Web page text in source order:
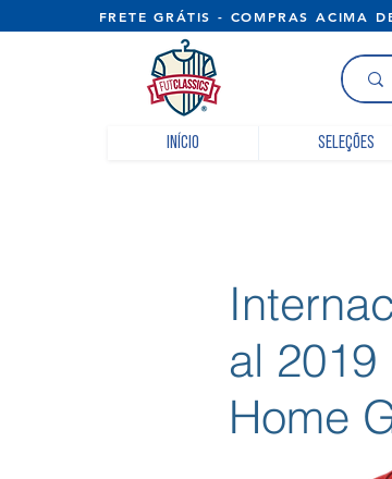
FRETE GRÁTIS -
Início Seleções
al 2019
Home